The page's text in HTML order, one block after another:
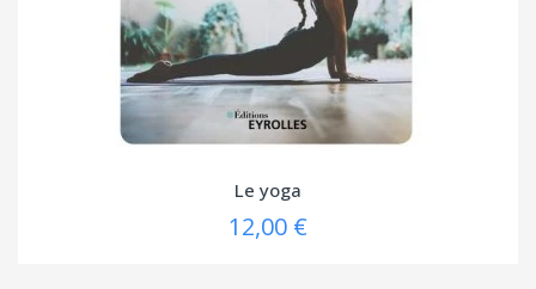
Le yoga
12,00 €